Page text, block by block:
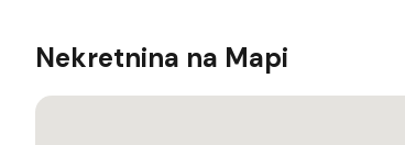
Nekretnina na Mapi